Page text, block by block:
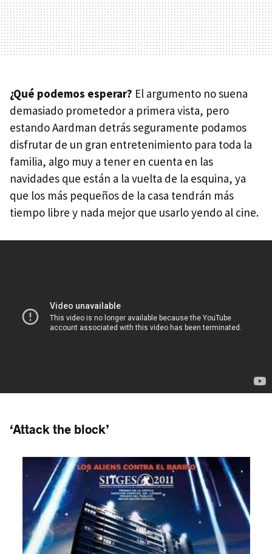
¿Qué podemos esperar? El argumento no suena
demasiado prometedor a primera vista, pero
estando Aardman detrás seguramente podamos
disfrutar de un gran entretenimiento para toda la
familia, algo muy a tener en cuenta en las
navidades que están a la vuelta de la esquina, ya
que los más pequeños de la casa tendrán más
tiempo libre y nada mejor que usarlo yendo al cine.
‘Attack the block’